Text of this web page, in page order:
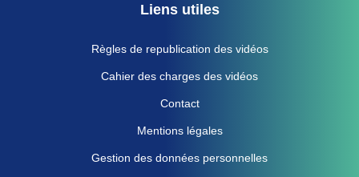
Liens utiles
Règles de republication des vidéos
Cahier des charges des vidéos
Contact
Mentions légales
Gestion des données personnelles